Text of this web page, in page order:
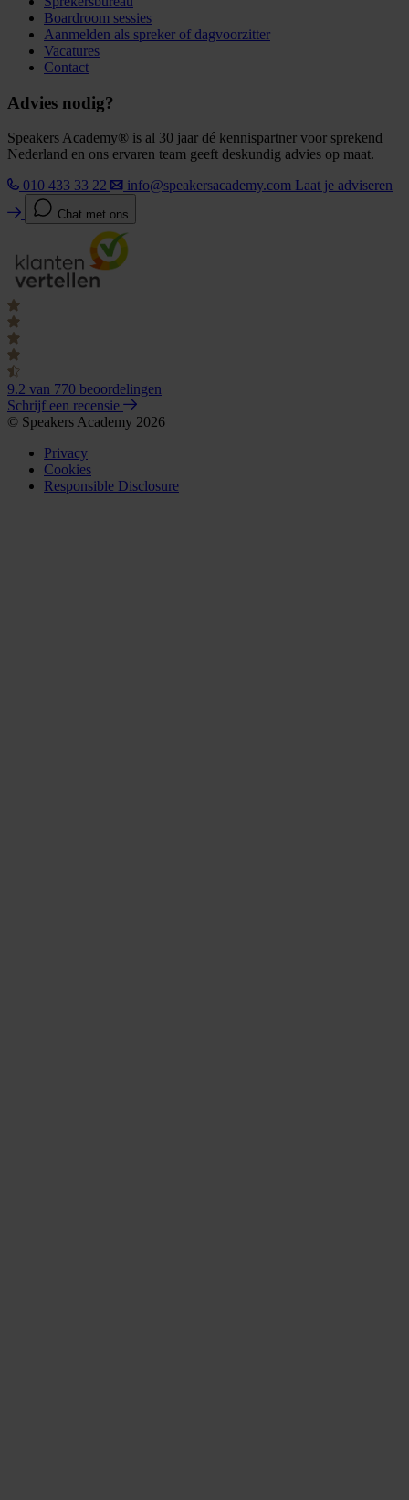
Boardroom sessies
Aanmelden als spreker of dagvoorzitter
Vacatures
Contact
Advies nodig?
Speakers Academy® is al 30 jaar dé kennispartner voor sprekend
Nederland en ons ervaren team geeft deskundig advies op maat.
010 433 33 22
info@speakersacademy.com Laat je adviseren
Chat met ons
9.2 van 770 beoordelingen
Schrijf een recensie
© Speakers Academy 2026
Privacy
Cookies
Responsible Disclosure